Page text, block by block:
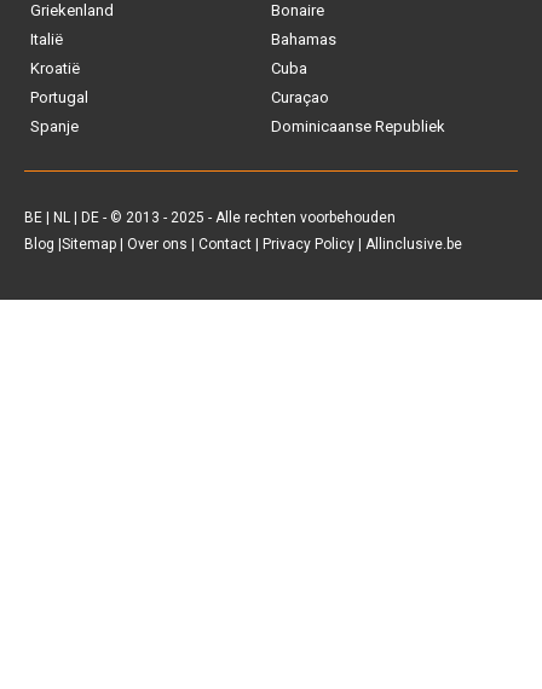
Griekenland
Italië
Kroatië
Portugal
Spanje
Bonaire
Bahamas
Cuba
Curaçao
Dominicaanse Republiek
BE NL DE - © 2013 - 2025 - Alle rechten voorbehouden
Blog Sitemap Over ons Contact Privacy Policy | Allinclusive.be
Vakantiediscounter
D-reizen